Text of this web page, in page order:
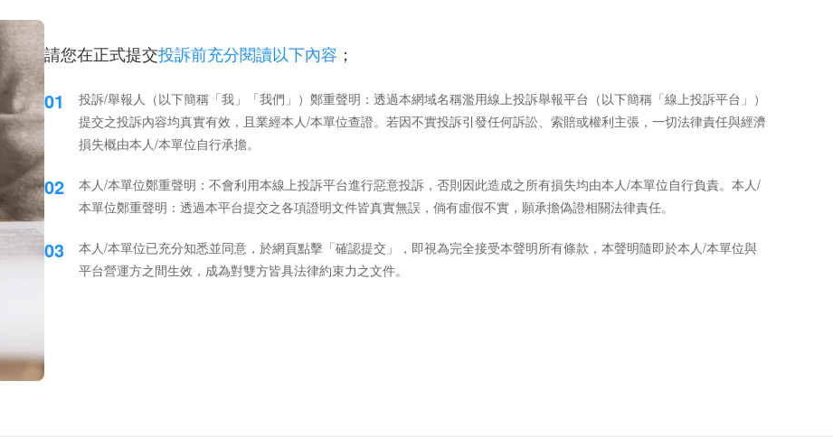
請您在正式提交投訴前充分閱讀以下內容 ；
01
投訴/舉報人（以下簡稱「我」「我們」）鄭重聲明：透過本網域名稱濫用線上投訴舉報平台（以下簡稱「線上投訴平台」）
提交之投訴內容均真實有效，且業經本人/本單位查證。若因不實投訴引發任何訴訟、索賠或權利主張，一切法律責任與經濟
損失概由本人/本單位自行承擔。
02
本人/本單位鄭重聲明：不會利用本線上投訴平台進行惡意投訴，否則因此造成之所有損失均由本人/本單位自行負責。本人/
本單位鄭重聲明：透過本平台提交之各項證明文件皆真實無誤，倘有虛假不實，願承擔偽證相關法律責任。
03
本人/本單位已充分知悉並同意，於網頁點擊「確認提交」，即視為完全接受本聲明所有條款，本聲明隨即於本人/本單位與
平台營運方之間生效，成為對雙方皆具法律約束力之文件。